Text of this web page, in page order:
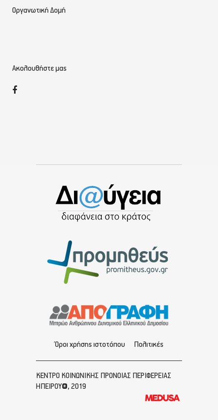
Οργανωτική Δομή
Ακολουθήστε μας
Όροι χρήσης ιστοτόπου Πολιτικές
ΚΕΝΤΡΟ ΚΟΙΝΩΝΙΚΗΣ ΠΡΟΝΟΙΑΣ ΠΕΡΙΦΕΡΕΙΑΣ
ΗΠΕΙΡΟΥ®, 2019